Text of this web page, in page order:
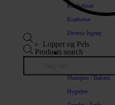
Kradsebræt
Kradsetræ
Diverse legetøj
Lopper og Pels
Shampoo / Balsam
Hygiejne
Products search